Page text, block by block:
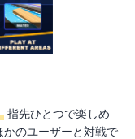
指先ひとつで楽しめ
のユーザーと対戦で